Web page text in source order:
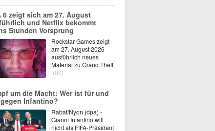
6 zeigt sich am 27. August
und Netflix bekommt
Stunden Vorsprung
Rockstar Games zeigt
am 27. August 2026
ausführlich neues
Material zu Grand Theft
(00)
um die Macht: Wer ist für und
Infantino?
Rabat/Nyon (dpa) -
Gianni Infantino will
nicht als FIFA-Präsident